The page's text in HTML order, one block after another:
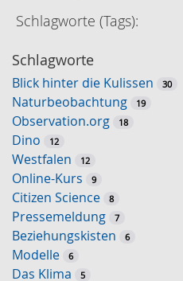
Schlagworte (Tags):
Schlagworte
Blick hinter die Kulissen 30
Naturbeobachtung 19
Observation.org 18
Dino 12
Westfalen 12
Online-Kurs 9
Citizen Science 8
Pressemeldung 7
Beziehungskisten 6
Modelle 6
Das Klima 5